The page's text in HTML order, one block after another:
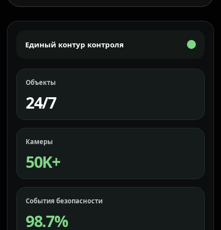
Единый контур контроля
Объекты
24/7
Камеры
50K+
События безопасности
98.7%